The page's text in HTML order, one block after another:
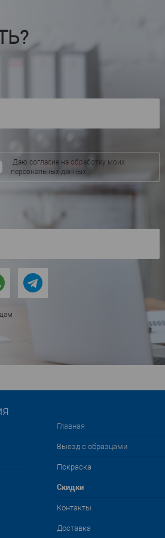
В избранное
Даю согласие на обработку моих
персональных данных
Главная
Выезд с образцами
Покраска
Cкидки
Контакты
Доставка